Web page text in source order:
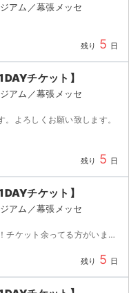
アム／幕張メッセ
残り 5 日
チケット】
アム／幕張メッセ
よろしくお願い致します。
残り 5 日
チケット】
アム／幕張メッセ
the strokes とkodalineを目当てで行きます！チケット余ってる方がいましたらよろしくお願いします！
残り 5 日